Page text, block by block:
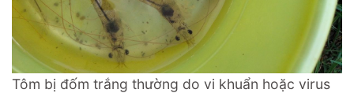
Tôm bị đốm trắng thường do vi khuẩn hoặc virus